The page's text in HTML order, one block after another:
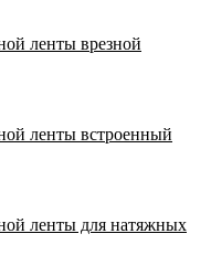
ленты врезной
ленты встроенный
ленты для натяжных